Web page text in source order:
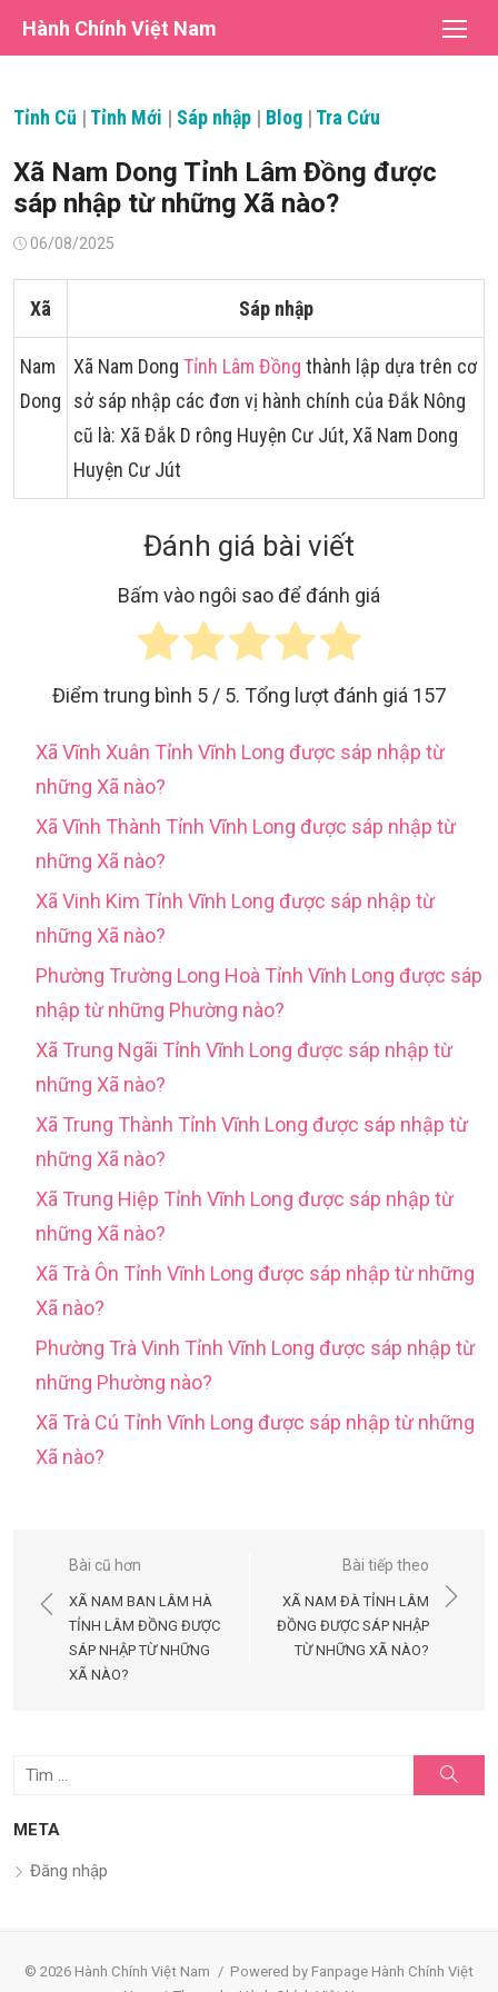
Hành Chính Việt Nam
Tỉnh Cũ | Tỉnh Mới | Sáp nhập | Blog | Tra Cứu
Xã Nam Dong Tỉnh Lâm Đồng được
sáp nhập từ những Xã nào?
Đăng06/08/2025
Xã Sáp nhập
Nam
Dong
Xã Nam Dong Tỉnh Lâm Đồng thành lập dựa trên cơ
sở sáp nhập các đơn vị hành chính của Đắk Nông
cũ là: Xã Đắk D rông Huyện Cư Jút, Xã Nam Dong
Huyện Cư Jút
Đánh giá bài viết
Bấm vào ngôi sao để đánh giá
Điểm trung bình 5 / 5. Tổng lượt đánh giá 157
Xã Vĩnh Xuân Tỉnh Vĩnh Long được sáp nhập từ
những Xã nào?
Xã Vĩnh Thành Tỉnh Vĩnh Long được sáp nhập từ
những Xã nào?
Xã Vinh Kim Tỉnh Vĩnh Long được sáp nhập từ
những Xã nào?
Phường Trường Long Hoà Tỉnh Vĩnh Long được sáp
nhập từ những Phường nào?
Xã Trung Ngãi Tỉnh Vĩnh Long được sáp nhập từ
những Xã nào?
Xã Trung Thành Tỉnh Vĩnh Long được sáp nhập từ
những Xã nào?
Xã Trung Hiệp Tỉnh Vĩnh Long được sáp nhập từ
những Xã nào?
Xã Trà Ôn Tỉnh Vĩnh Long được sáp nhập từ những
Xã nào?
Phường Trà Vinh Tỉnh Vĩnh Long được sáp nhập từ
những Phường nào?
Xã Trà Cú Tỉnh Vĩnh Long được sáp nhập từ những
Xã nào?
Điều
hướng
bài
viết
Bài cũ hơn
XÃ NAM BAN LÂM HÀ
TỈNH LÂM ĐỒNG ĐƯỢC
SÁP NHẬP TỪ NHỮNG
XÃ NÀO?
Bài tiếp theo
XÃ NAM ĐÀ TỈNH LÂM
ĐỒNG ĐƯỢC SÁP NHẬP
TỪ NHỮNG XÃ NÀO?
Tìm
quả
kiếm
META
Đăng nhập
© 2026 Hành Chính Việt Nam / Powered by Fanpage Hành Chính Việt